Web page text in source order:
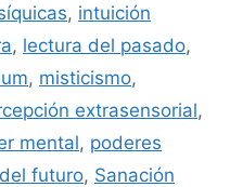
, intuición
, lectura del pasado,
, misticismo,
extrasensorial,
mental, poderes
futuro, Sanación